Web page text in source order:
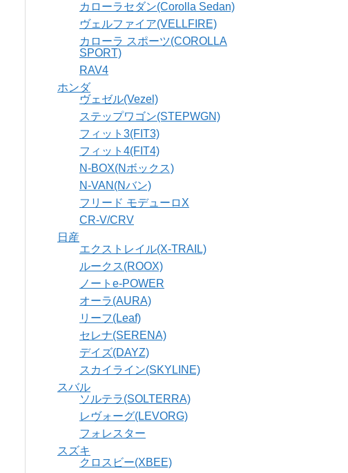
カローラセダン(Corolla Sedan)
ヴェルファイア(VELLFIRE)
カローラ スポーツ(COROLLA
SPORT)
RAV4
ホンダ
ヴェゼル(Vezel)
ステップワゴン(STEPWGN)
フィット3(FIT3)
フィット4(FIT4)
N-BOX(Nボックス)
N-VAN(Nバン)
フリード モデューロX
CR-V/CRV
日産
エクストレイル(X-TRAIL)
ルークス(ROOX)
ノートe-POWER
オーラ(AURA)
リーフ(Leaf)
セレナ(SERENA)
デイズ(DAYZ)
スカイライン(SKYLINE)
スバル
ソルテラ(SOLTERRA)
レヴォーグ(LEVORG)
フォレスター
スズキ
クロスビー(XBEE)